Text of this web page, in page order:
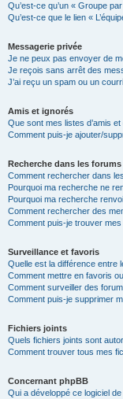
Qu’est-ce qu’un « Groupe
Qu’est-ce que le lien «
Messagerie privée
Je ne peux pas envoyer de
Je reçois sans arrêt des
J’ai reçu un spam ou un
Amis et ignorés
Que sont mes listes d’amis et
Comment puis-je ajouter/
Recherche dans les forums
Comment rechercher dans
Pourquoi ma recherche ne
Pourquoi ma recherche
Comment rechercher des
Comment puis-je trouver
Surveillance et favoris
Quelle est la différence entre
Comment mettre en favoris
Comment surveiller des
Comment puis-je supprimer
Fichiers joints
Quels fichiers joints sont
Comment trouver tous mes
Concernant phpBB
Qui a développé ce logiciel